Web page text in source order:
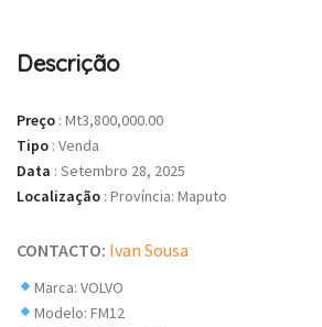
Descrição
Preço : Mt3,800,000.00
Tipo : Venda
Data : Setembro 28, 2025
Localização : Província: Maputo
CONTACTO: Ivan Sousa
Marca: VOLVO
Modelo: FM12